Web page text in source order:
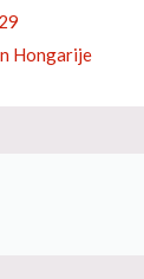
Hongarije